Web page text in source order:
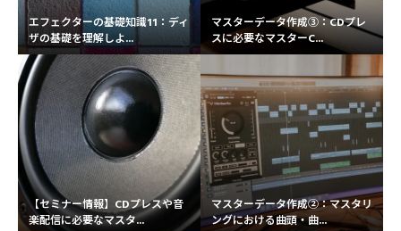
エフェクターの基礎知識11：ディ
ザの基礎を理解しよ...
マスターデータ作成③：CDプレ
スに必要なマスターC...
【セミナー情報】CDプレスや音
楽配信に必要なマスタ...
マスターデータ作成②：マスタリ
ングにおける曲頭・曲...